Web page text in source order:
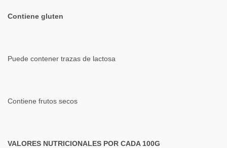
Contiene gluten
Puede contener trazas de lactosa
Contiene frutos secos
VALORES NUTRICIONALES POR CADA 100G